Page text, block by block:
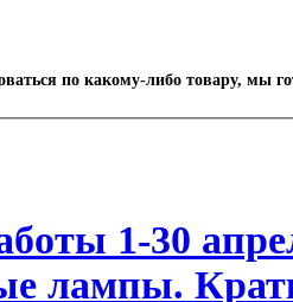
по какому-либо товару, мы
1-30
лампы.